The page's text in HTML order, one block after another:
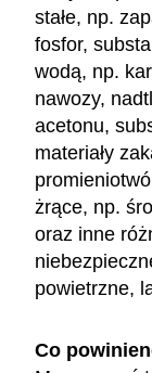
stałe, np.
fosfor,
wodą, np.
nawozy,
acetonu,
materiały
żrące, np.
oraz inne
powietrzne,
Co